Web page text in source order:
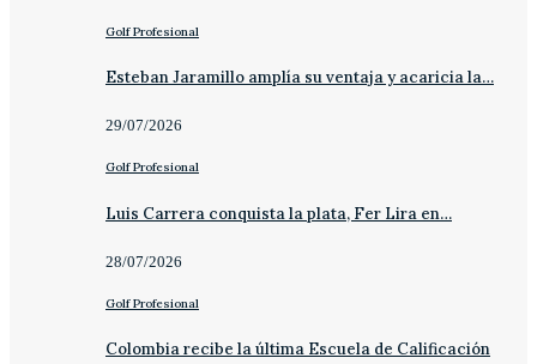
Golf Profesional
Esteban Jaramillo amplía su ventaja y acaricia la…
29/07/2026
Golf Profesional
Luis Carrera conquista la plata, Fer Lira en…
28/07/2026
Golf Profesional
Colombia recibe la última Escuela de Calificación